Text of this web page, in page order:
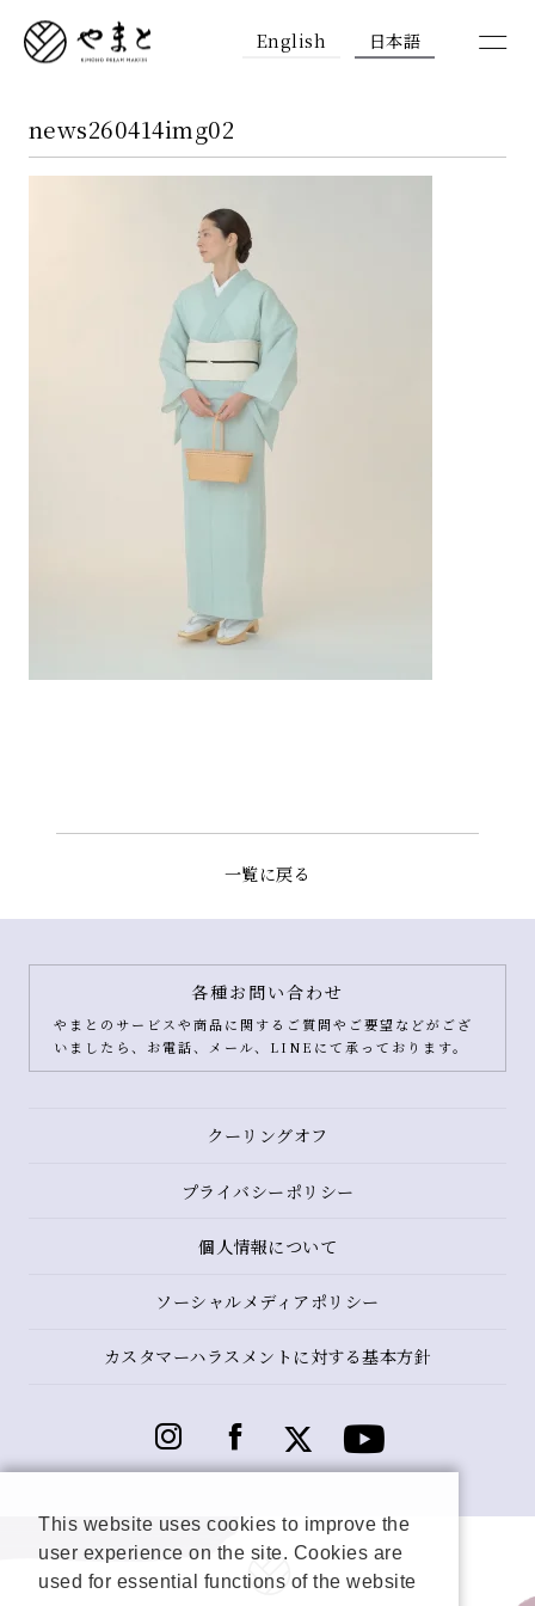
English 日本語
news260414img02
一覧に戻る
各種お問い合わせ
やまとのサービスや商品に関するご質問やご要望などがござ
いましたら、お電話、メール、LINEにて承っております。
クーリングオフ
プライバシーポリシー
個人情報について
ソーシャルメディアポリシー
カスタマーハラスメントに対する基本方針
This website uses cookies to improve the
user experience on the site. Cookies are
used for essential functions of the website